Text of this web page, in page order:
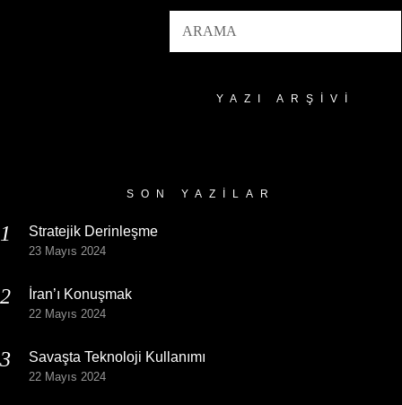
YAZI ARŞIVI
SON YAZILAR
Stratejik Derinleşme
23 Mayıs 2024
İran’ı Konuşmak
22 Mayıs 2024
Savaşta Teknoloji Kullanımı
22 Mayıs 2024